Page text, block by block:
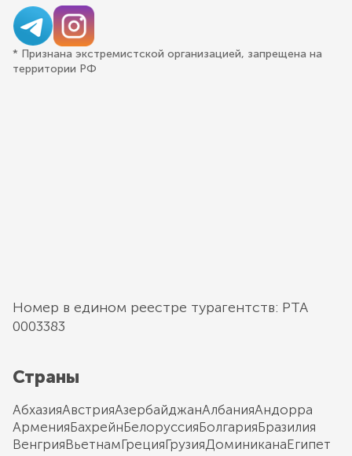
* Признана экстремистской организацией, запрещена на
территории РФ
Номер в едином реестре турагентств: РТА
0003383
Страны
АбхазияАвстрияАзербайджанАлбанияАндорра
АрменияБахрейнБелоруссияБолгарияБразилия
ВенгрияВьетнамГрецияГрузияДоминиканаЕгипет